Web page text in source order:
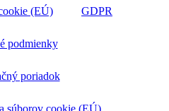
(EÚ) GDPR
podmienky
poriadok